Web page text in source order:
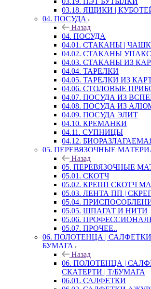
03.18. ЯЩИКИ |
04. ПОСУДА
Назад
04. ПОСУДА
04.01. СТАКАНЫ |
04.02. СТАКАНЫ
04.03. СТАКАНЫ ИЗ
04.04. ТАРЕЛКИ
04.05. ТАРЕЛКИ ИЗ
04.06. СТОЛОВЫЕ
04.07. ПОСУДА ИЗ
04.08. ПОСУДА ИЗ
04.09. ПОСУДА ЭЛИТ
04.10. КРЕМАНКИ
04.11. СУПНИЦЫ
04.12.
05. ПЕРЕВЯЗОЧНЫЕ
Назад
05. ПЕРЕВЯЗОЧНЫЕ
05.01. СКОТЧ
05.02. КРЕПП СКОТЧ
05.03. ЛЕНТА ПП |
05.04.
05.05. ШПАГАТ И НИТИ
05.06.
05.07. ПРОЧЕЕ..
06. ПОЛОТЕНЦА | САЛФЕТКИ
БУМАГА
Назад
06. ПОЛОТЕНЦА |
СКАТЕРТИ | Т/БУМАГА
06.01. САЛФЕТКИ